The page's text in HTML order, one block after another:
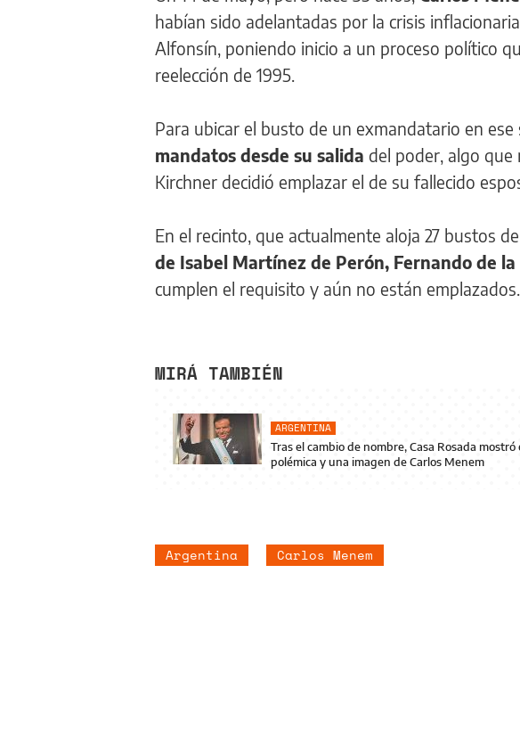
habían sido adelantadas por la crisis
Alfonsín, poniendo inicio a un proceso político
reelección de 1995.
Para ubicar el busto de un exmandatario en ese
mandatos desde su salida del poder, algo que
Kirchner decidió emplazar el de su fallecido
En el recinto, que actualmente aloja 27 bustos
de Isabel Martínez de Perón, Fernando de
cumplen el requisito y aún no están emplazados.
MIRÁ TAMBIÉN
ARGENTINA
Tras el cambio de nombre, Casa Rosada mostró
polémica y una imagen de Carlos Menem
Argentina Carlos Menem